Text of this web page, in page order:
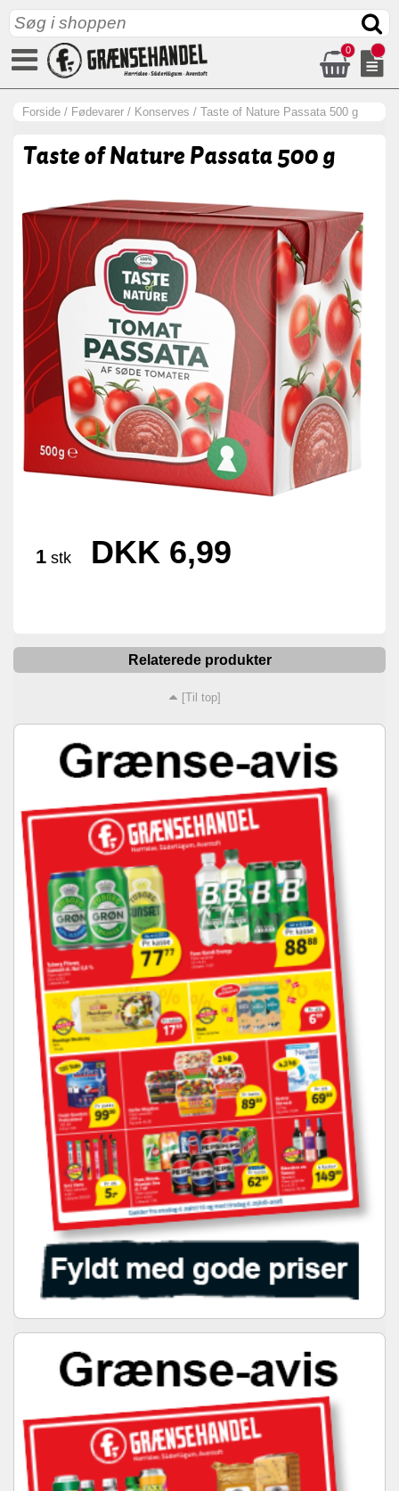
0
Forside / Fødevarer / Konserves / Taste of Nature Passata 500 g
Taste of Nature Passata 500 g
1 stk DKK 6,99
Relaterede produkter
[Til top]